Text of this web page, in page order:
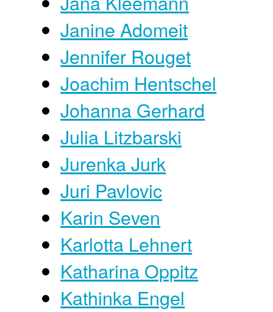
Janine Adomeit
Jennifer Rouget
Joachim Hentschel
Johanna Gerhard
Julia Litzbarski
Jurenka Jurk
Juri Pavlovic
Karin Seven
Karlotta Lehnert
Katharina Oppitz
Kathinka Engel